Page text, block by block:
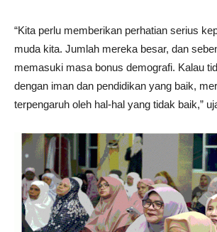
“Kita perlu memberikan perhatian serius
muda kita. Jumlah mereka besar, dan
memasuki masa bonus demografi. Kalau
dengan iman dan pendidikan yang baik,
terpengaruh oleh hal-hal yang tidak baik,”